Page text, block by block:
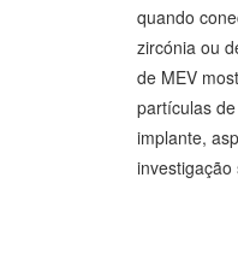
quando
zircónia ou
de MEV
partículas
implante,
investigação